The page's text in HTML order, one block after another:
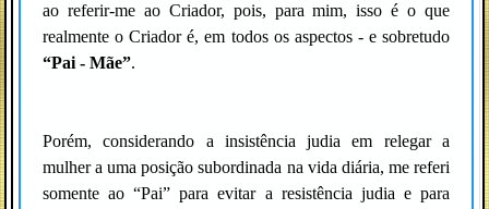
ao referir-me ao Criador, pois, para mim, isso é o que
realmente o Criador é, em todos os aspectos - e sobretudo
“Pai - Mãe”.
Porém, considerando a insistência judia em relegar a
mulher a uma posição subordinada na vida diária, me referi
somente ao “Pai” para evitar a resistência judia e para